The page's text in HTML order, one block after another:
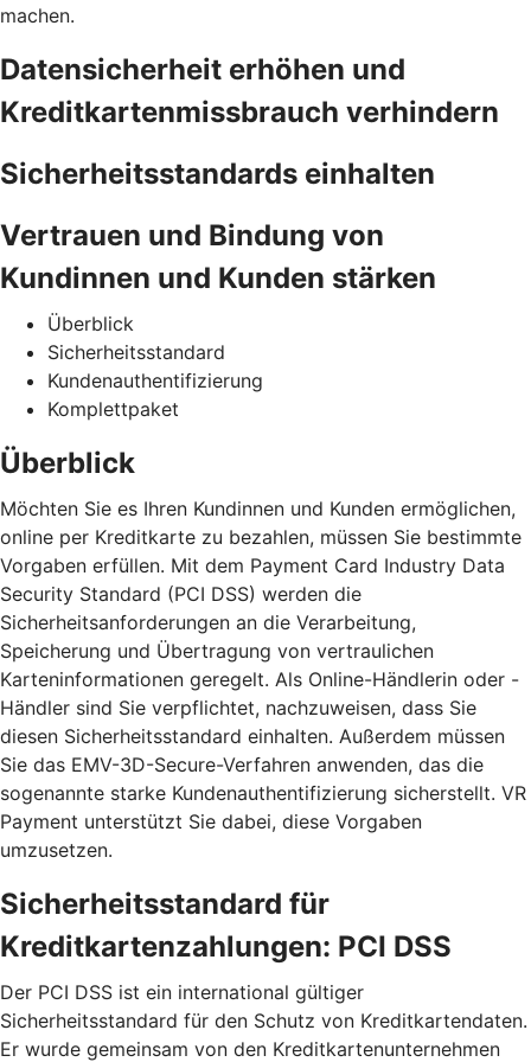
machen.
Datensicherheit erhöhen und
Kreditkartenmissbrauch verhindern
Sicherheitsstandards einhalten
Vertrauen und Bindung von
Kundinnen und Kunden stärken
Überblick
Sicherheitsstandard
Kundenauthentifizierung
Komplettpaket
Überblick
Möchten Sie es Ihren Kundinnen und Kunden ermöglichen,
online per Kreditkarte zu bezahlen, müssen Sie bestimmte
Vorgaben erfüllen. Mit dem Payment Card Industry Data
Security Standard (PCI DSS) werden die
Sicherheitsanforderungen an die Verarbeitung,
Speicherung und Übertragung von vertraulichen
Karteninformationen geregelt. Als Online-Händlerin oder -
Händler sind Sie verpflichtet, nachzuweisen, dass Sie
diesen Sicherheitsstandard einhalten. Außerdem müssen
Sie das EMV-3D-Secure-Verfahren anwenden, das die
sogenannte starke Kundenauthentifizierung sicherstellt. VR
Payment unterstützt Sie dabei, diese Vorgaben
umzusetzen.
Sicherheitsstandard für
Kreditkartenzahlungen: PCI DSS
Der PCI DSS ist ein international gültiger
Sicherheitsstandard für den Schutz von Kreditkartendaten.
Er wurde gemeinsam von den Kreditkartenunternehmen